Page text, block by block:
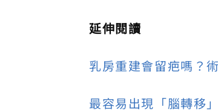
延伸閱讀
乳房重建會留疤嗎？
最容易出現「腦轉移